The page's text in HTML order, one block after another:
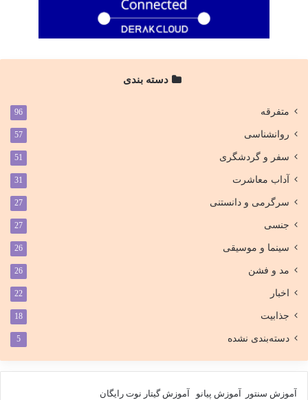
دسته بندی
متفرقه 96
روانشناسی 57
سفر و گردشگری 51
آداب معاشرت 31
سرگرمی و دانستنی 27
جنسی 27
سینما و موسیقی 26
مد و فشن 26
اخبار 22
جذابیت 18
دسته‌بندی نشده 5
آموزش سنتور آموزش پیانو آموزش گیتار نوت رایگان